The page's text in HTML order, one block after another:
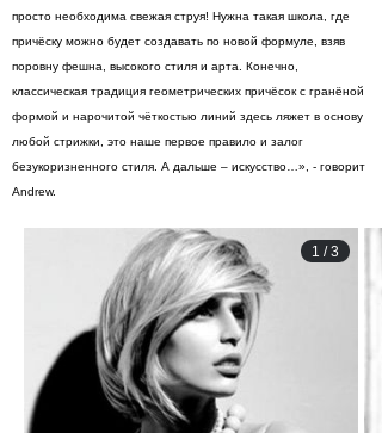
просто необходима свежая струя! Нужна такая школа, где
причёску можно будет создавать по новой формуле, взяв
поровну фешна, высокого стиля и арта. Конечно,
классическая традиция геометрических причёсок с гранёной
формой и нарочитой чёткостью линий здесь ляжет в основу
любой стрижки, это наше первое правило и залог
безукоризненного стиля. А дальше – искусство…», - говорит
Andrew.
1 /3